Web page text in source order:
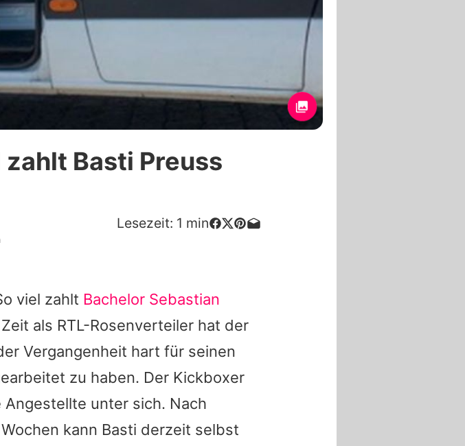
Richtlinien
Basti Preuss
Lesezeit: 1 min
viel zahlt Bachelor Sebastian
als RTL-Rosenverteiler hat der
Vergangenheit hart für seinen
zu haben. Der Kickboxer
unter sich. Nach
kann Basti derzeit selbst